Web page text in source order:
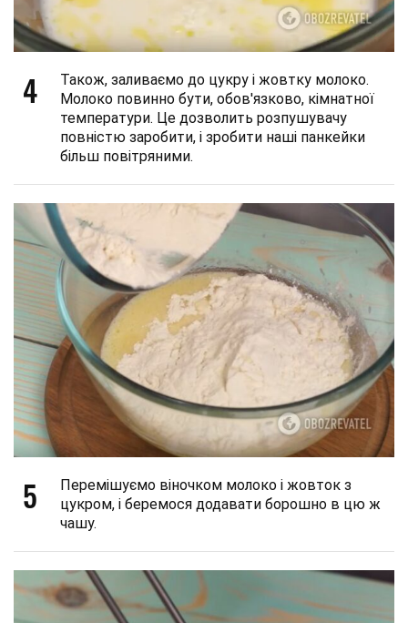
4
Також, заливаємо до цукру і жовтку молоко.
Молоко повинно бути, обов'язково, кімнатної
температури. Це дозволить розпушувачу
повністю заробити, і зробити наші панкейки
більш повітряними.
5
Перемішуємо віночком молоко і жовток з
цукром, і беремося додавати борошно в цю ж
чашу.